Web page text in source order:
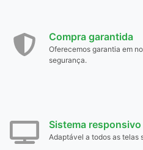
Compra garantida
Oferecemos garantia em
segurança.
Sistema responsivo
Adaptável a todos as telas